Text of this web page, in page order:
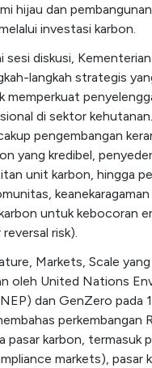
hijau dan pembangunan
investasi karbon.
sesi diskusi,
langkah strategis
memperkuat
di sektor
pengembangan
yang kredibel,
unit karbon, hingga
untuk kebocoran
risk).
Markets, Scale yang
oleh United Nations
dan GenZero pada
perkembangan
pasar karbon, termasuk
markets), pasar